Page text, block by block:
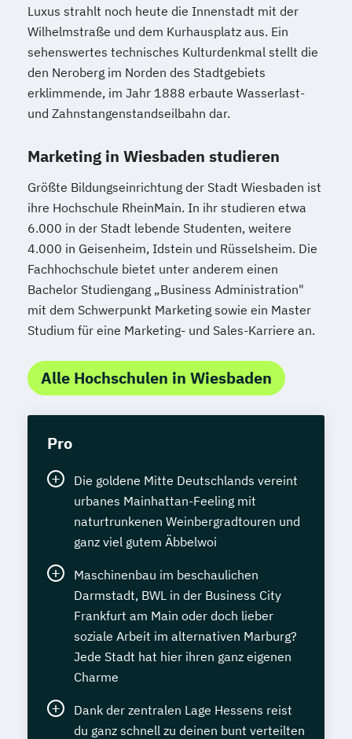
Luxus strahlt noch heute die Innenstadt mit der
Wilhelmstraße und dem Kurhausplatz aus. Ein
sehenswertes technisches Kulturdenkmal stellt die
den Neroberg im Norden des Stadtgebiets
erklimmende, im Jahr 1888 erbaute Wasserlast-
und Zahnstangenstandseilbahn dar.
Marketing in Wiesbaden studieren
Größte Bildungseinrichtung der Stadt Wiesbaden ist
ihre Hochschule RheinMain. In ihr studieren etwa
6.000 in der Stadt lebende Studenten, weitere
4.000 in Geisenheim, Idstein und Rüsselsheim. Die
Fachhochschule bietet unter anderem einen
Bachelor Studiengang „Business Administration"
mit dem Schwerpunkt Marketing sowie ein Master
Studium für eine Marketing- und Sales-Karriere an.
Alle Hochschulen in Wiesbaden
Pro
Die goldene Mitte Deutschlands vereint
urbanes Mainhattan-Feeling mit
naturtrunkenen Weinbergradtouren und
ganz viel gutem Äbbelwoi
Maschinenbau im beschaulichen
Darmstadt, BWL in der Business City
Frankfurt am Main oder doch lieber
soziale Arbeit im alternativen Marburg?
Jede Stadt hat hier ihren ganz eigenen
Charme
Dank der zentralen Lage Hessens reist
du ganz schnell zu deinen bunt verteilten